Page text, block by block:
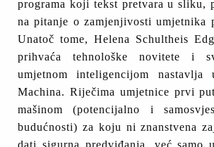
programa koji tekst pretvara u sliku,
na pitanje o zamjenjivosti umjetnika
Unatoč tome, Helena Schultheis
prihvaća tehnološke novitete i
umjetnom inteligencijom
Machina. Riječima umjetnice prvi
mašinom (potencijalno i
budućnosti) za koju ni znanstvena